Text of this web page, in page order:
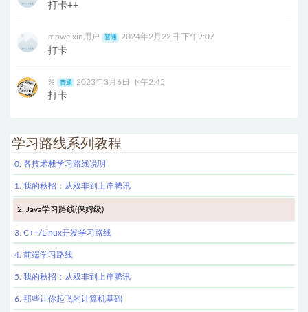
打卡++
mpweixin用户 普通 2024年2月22日 下午9:07
打卡
% 普通 2023年3月6日 下午2:45
打卡
学习路线系列教程
0. 各技术栈学习路线说明
1. 我的秋招：从双非到上岸腾讯
2. Java学习路线(保姆级)
3. C++/Linux开发学习路线
4. 前端学习路线
5. 我的秋招：从双非到上岸腾讯
6. 那些让你起飞的计算机基础